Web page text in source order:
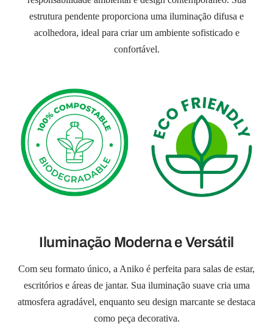
estrutura pendente proporciona uma iluminação difusa e
acolhedora, ideal para criar um ambiente sofisticado e
confortável.
Iluminação Moderna e Versátil
Com seu formato único, a Aniko é perfeita para salas de estar,
escritórios e áreas de jantar. Sua iluminação suave cria uma
atmosfera agradável, enquanto seu design marcante se destaca
como peça decorativa.